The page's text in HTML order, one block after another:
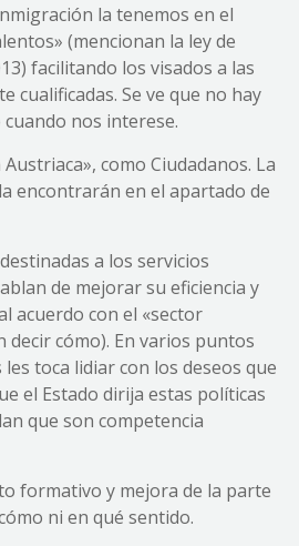
la tenemos en el
(mencionan la ley de
facilitando los visados a las
cualificadas. Se ve que no hay
nos interese.
como Ciudadanos. La
encontrarán en el apartado de
a los servicios
de mejorar su eficiencia y
acuerdo con el «sector
decir cómo). En varios puntos
toca lidiar con los deseos que
el Estado dirija estas políticas
que son competencia
formativo y mejora de la parte
ni en qué sentido.